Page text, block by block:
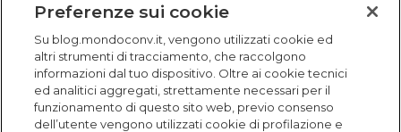
Storie
Preferenze sui cookie
Su blog.mondoconv.it, vengono utilizzati cookie ed
altri strumenti di tracciamento, che raccolgono
informazioni dal tuo dispositivo. Oltre ai cookie tecnici
ed analitici aggregati, strettamente necessari per il
funzionamento di questo sito web, previo consenso
dell’utente vengono utilizzati cookie di profilazione e